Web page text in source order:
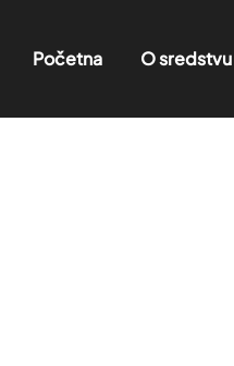
Početna O sredstvu